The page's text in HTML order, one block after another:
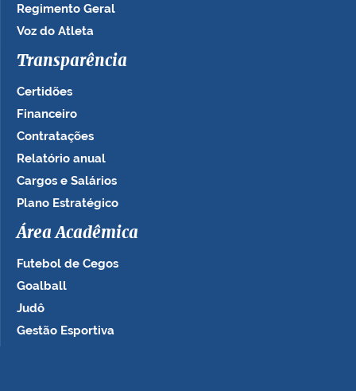
Regimento Geral
Voz do Atleta
Transparência
Certidões
Financeiro
Contratações
Relatório anual
Cargos e Salários
Plano Estratégico
Área Acadêmica
Futebol de Cegos
Goalball
Judô
Gestão Esportiva